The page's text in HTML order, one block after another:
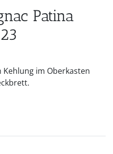
Patina
Kehlung im Oberkasten